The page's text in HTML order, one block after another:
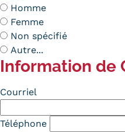
Homme
Femme
Non spécifié
Autre...
Information de
Contact
Courriel
Téléphone